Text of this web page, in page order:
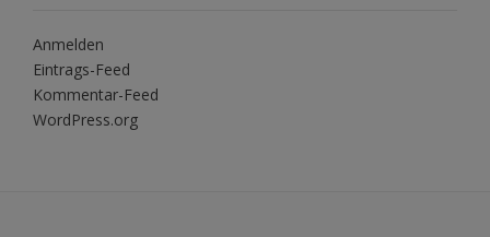
Anmelden
Eintrags-Feed
Kommentar-Feed
WordPress.org